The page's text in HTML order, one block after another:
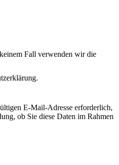
Fall verwenden wir die
E-Mail-Adresse erforderlich,
ob Sie diese Daten im Rahmen